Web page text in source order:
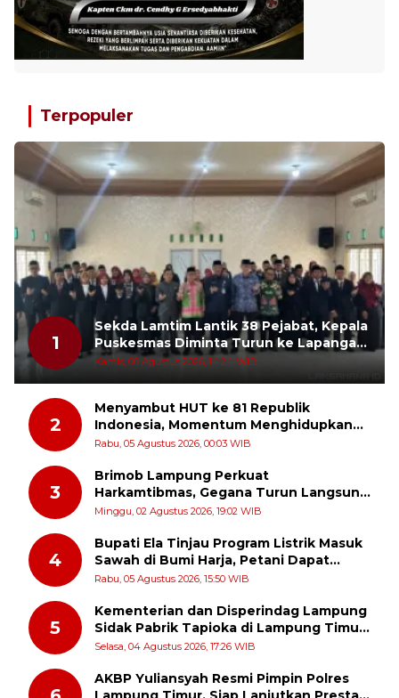
Terpopuler
1
Sekda Lamtim Lantik 38 Pejabat, Kepala
Puskesmas Diminta Turun ke Lapangan
dan Hadir di Tengah Masyarakat
Kamis, 06 Agustus 2026, 14:24 WIB
2
Menyambut HUT ke 81 Republik
Indonesia, Momentum Menghidupkan
Kembali Semangat Juang Para Pahlawan
Rabu, 05 Agustus 2026, 00:03 WIB
3
Brimob Lampung Perkuat
Harkamtibmas, Gegana Turun Langsung
Patroli Dialogis ke Pasar dan Rumah
Minggu, 02 Agustus 2026, 19:02 WIB
4
Bupati Ela Tinjau Program Listrik Masuk
Sawah di Bumi Harja, Petani Dapat
Subsidi Pemasangan KWH
Rabu, 05 Agustus 2026, 15:50 WIB
5
Kementerian dan Disperindag Lampung
Sidak Pabrik Tapioka di Lampung Timur,
PPUKI Apresiasi Langkah Pengawasan
Selasa, 04 Agustus 2026, 17:26 WIB
AKBP Yuliansyah Resmi Pimpin Polres